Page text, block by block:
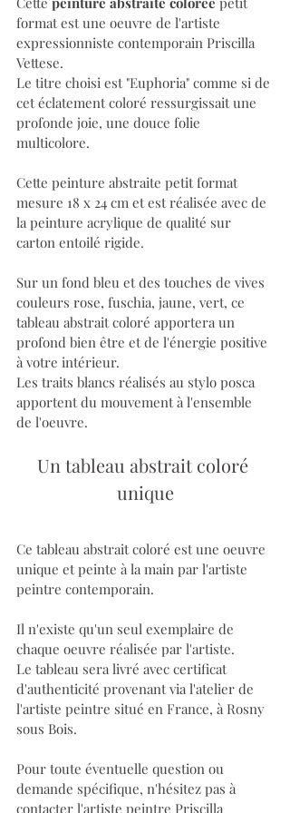
format est une oeuvre de l'artiste
expressionniste contemporain Priscilla
Vettese.
Le titre choisi est "Euphoria" comme si de
cet éclatement coloré ressurgissait une
profonde joie, une douce folie
multicolore.
Cette peinture abstraite petit format
mesure 18 x 24 cm et est réalisée avec de
la peinture acrylique de qualité sur
carton entoilé rigide.
Sur un fond bleu et des touches de vives
couleurs rose, fuschia, jaune, vert, ce
tableau abstrait coloré apportera un
profond bien être et de l'énergie positive
à votre intérieur.
Les traits blancs réalisés au stylo posca
apportent du mouvement à l'ensemble
de l'oeuvre.
Un tableau abstrait coloré
unique
Ce tableau abstrait coloré est une oeuvre
unique et peinte à la main par l'artiste
peintre contemporain.
Il n'existe qu'un seul exemplaire de
chaque oeuvre réalisée par l'artiste.
Le tableau sera livré avec certificat
d'authenticité provenant via l'atelier de
l'artiste peintre situé en France, à Rosny
sous Bois.
Pour toute éventuelle question ou
demande spécifique, n'hésitez pas à
contacter l'artiste peintre Priscilla